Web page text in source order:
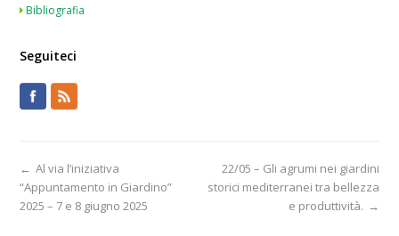
Bibliografia
Seguiteci
22/05 – Gli agrumi nei giardini
storici mediterranei tra bellezza
e produttività. →
← Al via l’iniziativa
“Appuntamento in Giardino”
2025 – 7 e 8 giugno 2025